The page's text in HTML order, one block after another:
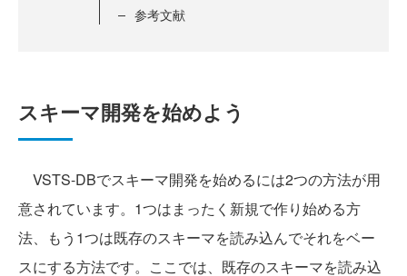
参考文献
スキーマ開発を始めよう
VSTS-DBでスキーマ開発を始めるには2つの方法が用
意されています。1つはまったく新規で作り始める方
法、もう1つは既存のスキーマを読み込んでそれをベー
スにする方法です。ここでは、既存のスキーマを読み込